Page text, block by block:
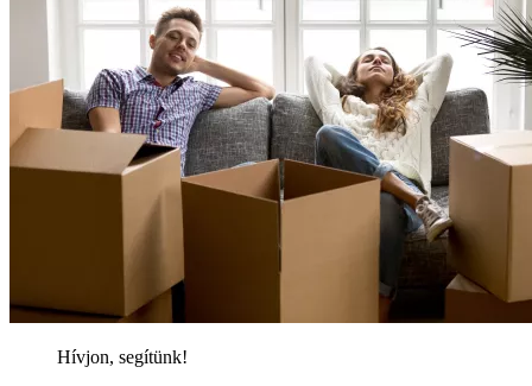
Hívjon, segítünk!